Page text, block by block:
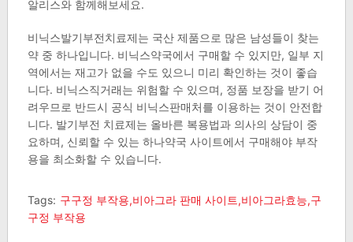
알리스와 함께해보세요.
비닉스발기부전치료제는 국산 제품으로 많은 남성들이 찾는
약 중 하나입니다. 비닉스약국에서 구매할 수 있지만, 일부 지
역에서는 재고가 없을 수도 있으니 미리 확인하는 것이 좋습
니다. 비닉스직거래는 위험할 수 있으며, 정품 보장을 받기 어
려우므로 반드시 공식 비닉스판매처를 이용하는 것이 안전합
니다. 발기부전 치료제는 올바른 복용법과 의사의 상담이 중
요하며, 신뢰할 수 있는 하나약국 사이트에서 구매해야 부작
용을 최소화할 수 있습니다.
Tags: 구구정 부작용,비아그라 판매 사이트,비아그라효능,구
구정 부작용